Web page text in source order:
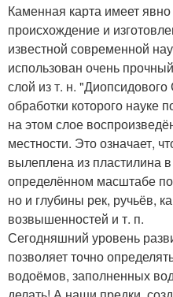
Каменная карта имеет
происхождение и
известной современной
использован очень
слой из т. н. "Диопсидового
обработки которого науке
на этом слое
местности. Это означает,
вылеплена из пластилина
определённом масштабе
но и глубины рек, ручьёв,
возвышенностей и т. п.
Сегодняшний уровень
позволяет точно
водоёмов, заполненных